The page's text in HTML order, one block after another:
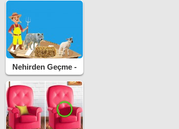
Nehirden Geçme -
River IQ